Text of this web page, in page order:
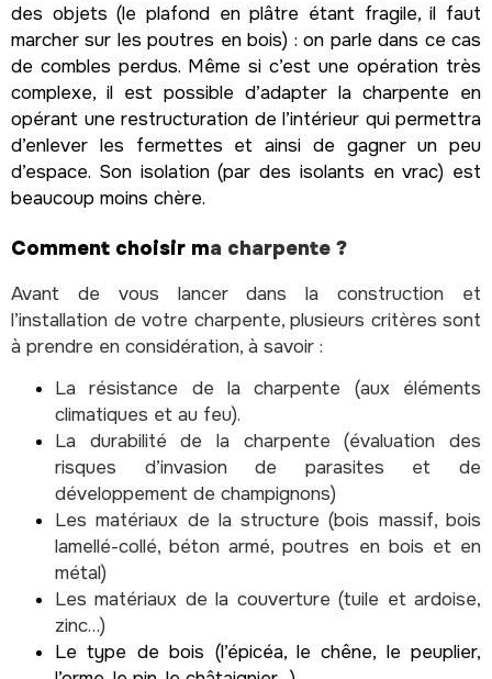
des objets (le plafond en plâtre étant fragile, il faut
marcher sur les poutres en bois) : on parle dans ce cas
de combles perdus. Même si c’est une opération très
complexe, il est possible d’adapter la charpente en
opérant une restructuration de l’intérieur qui permettra
d’enlever les fermettes et ainsi de gagner un peu
d’espace. Son isolation (par des isolants en vrac) est
beaucoup moins chère.
Comment choisir ma charpente ?
Avant de vous lancer dans la construction et
l’installation de votre charpente, plusieurs critères sont
à prendre en considération, à savoir :
La résistance de la charpente (aux éléments
climatiques et au feu).
La durabilité de la charpente (évaluation des
risques d’invasion de parasites et de
développement de champignons)
Les matériaux de la structure (bois massif, bois
lamellé-collé, béton armé, poutres en bois et en
métal)
Les matériaux de la couverture (tuile et ardoise,
zinc…)
Le type de bois (l’épicéa, le chêne, le peuplier,